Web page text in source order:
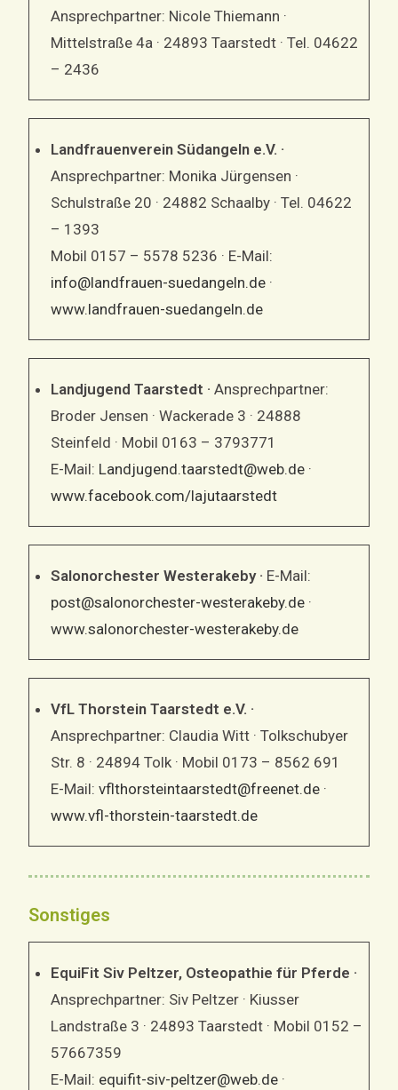
Ansprechpartner: Nicole Thiemann ·
Mittelstraße 4a · 24893 Taarstedt · Tel. 04622
– 2436
Landfrauenverein Südangeln e.V. ·
Ansprechpartner: Monika Jürgensen ·
Schulstraße 20 · 24882 Schaalby · Tel. 04622
– 1393
Mobil 0157 – 5578 5236 · E-Mail:
info@landfrauen-suedangeln.de ·
www.landfrauen-suedangeln.de
Landjugend Taarstedt ·Ansprechpartner:
Broder Jensen · Wackerade 3 · 24888
Steinfeld · Mobil 0163 – 3793771
E-Mail: Landjugend.taarstedt@web.de ·
www.facebook.com/lajutaarstedt
Salonorchester Westerakeby · E-Mail:
post@salonorchester-westerakeby.de ·
www.salonorchester-westerakeby.de
VfL Thorstein Taarstedt e.V. ·
Ansprechpartner: Claudia Witt · Tolkschubyer
Str. 8 · 24894 Tolk · Mobil 0173 – 8562 691
E-Mail:vflthorsteintaarstedt@freenet.de ·
www.vfl-thorstein-taarstedt.de
Sonstiges
EquiFit Siv Peltzer, Osteopathie für Pferde ·
Ansprechpartner: Siv Peltzer · Kiusser
Landstraße 3 · 24893 Taarstedt · Mobil 0152 –
57667359
E-Mail: equifit-siv-peltzer@web.de ·